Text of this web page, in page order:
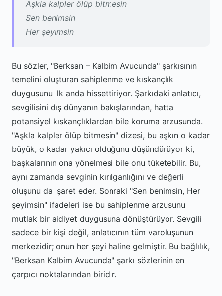
Aşkla kalpler ölüp bitmesin
Sen benimsin
Her şeyimsin
Bu sözler, "Berksan – Kalbim Avucunda" şarkısının
temelini oluşturan sahiplenme ve kıskançlık
duygusunu ilk anda hissettiriyor. Şarkıdaki anlatıcı,
sevgilisini dış dünyanın bakışlarından, hatta
potansiyel kıskançlıklardan bile koruma arzusunda.
"Aşkla kalpler ölüp bitmesin" dizesi, bu aşkın o kadar
büyük, o kadar yakıcı olduğunu düşündürüyor ki,
başkalarının ona yönelmesi bile onu tüketebilir. Bu,
aynı zamanda sevginin kırılganlığını ve değerli
oluşunu da işaret eder. Sonraki "Sen benimsin, Her
şeyimsin" ifadeleri ise bu sahiplenme arzusunu
mutlak bir aidiyet duygusuna dönüştürüyor. Sevgili
sadece bir kişi değil, anlatıcının tüm varoluşunun
merkezidir; onun her şeyi haline gelmiştir. Bu bağlılık,
"Berksan Kalbim Avucunda" şarkı sözlerinin en
çarpıcı noktalarından biridir.